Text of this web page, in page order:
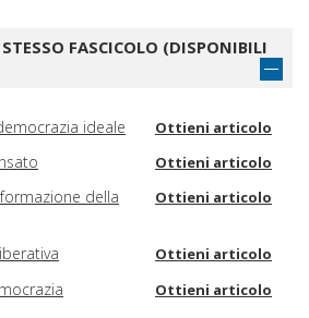
FASCICOLO (DISPONIBILI
ideale Ottieni articolo
Ottieni articolo
della
Ottieni articolo
Ottieni articolo
Ottieni articolo